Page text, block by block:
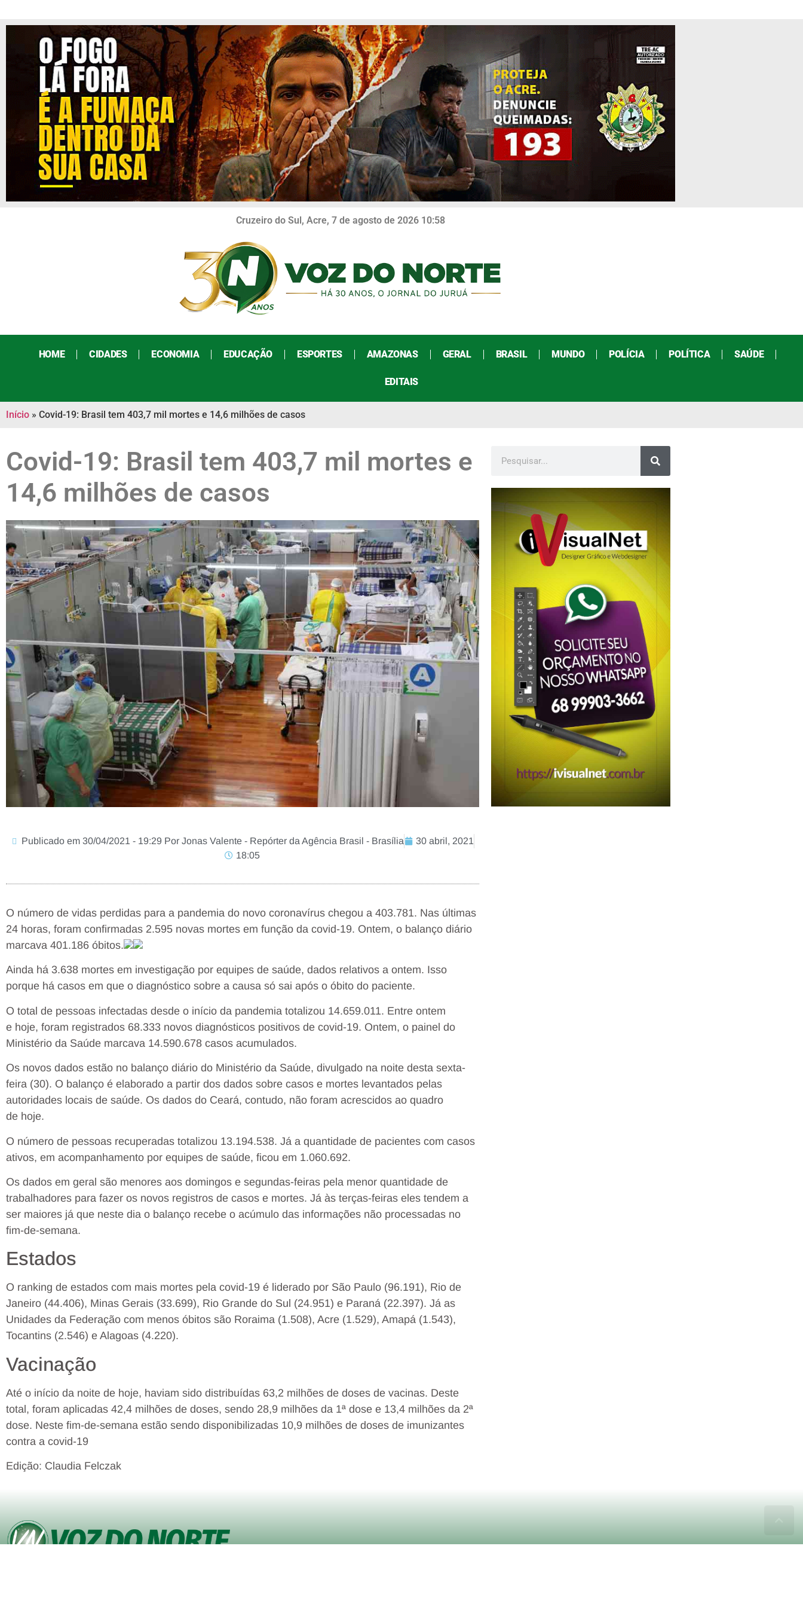
Cruzeiro do Sul, Acre, 7 de agosto de 2026 10:58
HOME CIDADES ECONOMIA EDUCAÇÃO ESPORTES AMAZONAS GERAL BRASIL MUNDO POLÍCIA POLÍTICA SAÚDE
EDITAIS
Início » Covid-19: Brasil tem 403,7 mil mortes e 14,6 milhões de casos
Covid-19: Brasil tem 403,7 mil mortes e
14,6 milhões de casos
Publicado em 30/04/2021 - 19:29 Por Jonas Valente - Repórter da Agência Brasil - Brasília
30 abril, 2021
18:05
O número de vidas perdidas para a pandemia do novo coronavírus chegou a 403.781. Nas últimas
24 horas, foram confirmadas 2.595 novas mortes em função da covid-19. Ontem, o balanço diário
marcava 401.186 óbitos.
Ainda há 3.638 mortes em investigação por equipes de saúde, dados relativos a ontem. Isso
porque há casos em que o diagnóstico sobre a causa só sai após o óbito do paciente.
O total de pessoas infectadas desde o início da pandemia totalizou 14.659.011. Entre ontem
e hoje, foram registrados 68.333 novos diagnósticos positivos de covid-19. Ontem, o painel do
Ministério da Saúde marcava 14.590.678 casos acumulados.
Os novos dados estão no balanço diário do Ministério da Saúde, divulgado na noite desta sexta-
feira (30). O balanço é elaborado a partir dos dados sobre casos e mortes levantados pelas
autoridades locais de saúde. Os dados do Ceará, contudo, não foram acrescidos ao quadro
de hoje.
O número de pessoas recuperadas totalizou 13.194.538. Já a quantidade de pacientes com casos
ativos, em acompanhamento por equipes de saúde, ficou em 1.060.692.
Os dados em geral são menores aos domingos e segundas-feiras pela menor quantidade de
trabalhadores para fazer os novos registros de casos e mortes. Já às terças-feiras eles tendem a
ser maiores já que neste dia o balanço recebe o acúmulo das informações não processadas no
fim-de-semana.
Estados
O ranking de estados com mais mortes pela covid-19 é liderado por São Paulo (96.191), Rio de
Janeiro (44.406), Minas Gerais (33.699), Rio Grande do Sul (24.951) e Paraná (22.397). Já as
Unidades da Federação com menos óbitos são Roraima (1.508), Acre (1.529), Amapá (1.543),
Tocantins (2.546) e Alagoas (4.220).
Vacinação
Até o início da noite de hoje, haviam sido distribuídas 63,2 milhões de doses de vacinas. Deste
total, foram aplicadas 42,4 milhões de doses, sendo 28,9 milhões da 1ª dose e 13,4 milhões da 2ª
dose. Neste fim-de-semana estão sendo disponibilizadas 10,9 milhões de doses de imunizantes
contra a covid-19
Edição: Claudia Felczak